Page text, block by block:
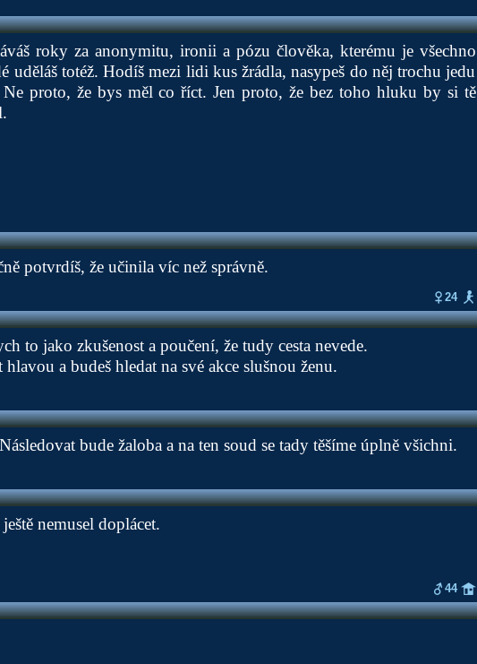
roky za anonymitu, ironii a pózu člověka, kterému je všechno
uděláš totéž. Hodíš mezi lidi kus žrádla, nasypeš do něj trochu jedu
proto, že bys měl co říct. Jen proto, že bez toho hluku by si tě
potvrdíš, že učinila víc než správně.
24
to jako zkušenost a poučení, že tudy cesta nevede.
a budeš hledat na své akce slušnou ženu.
bude žaloba a na ten soud se tady těšíme úplně všichni.
nemusel doplácet.
44